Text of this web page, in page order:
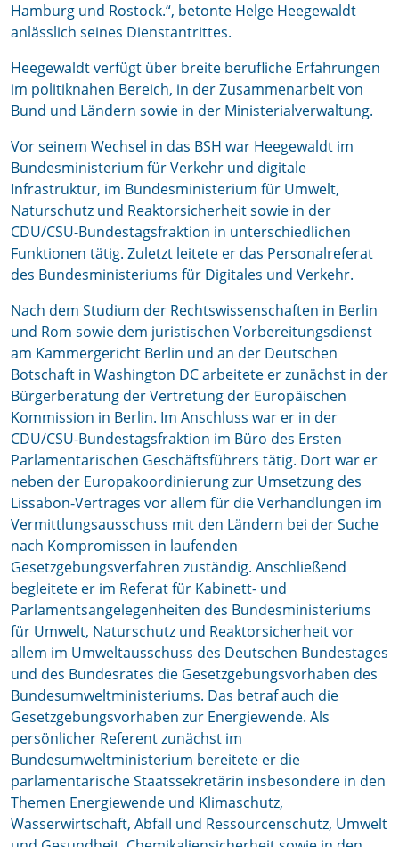
Hamburg und Rostock.“, betonte Helge Heegewaldt
anlässlich seines Dienstantrittes.
Heegewaldt verfügt über breite berufliche Erfahrungen
im politiknahen Bereich, in der Zusammenarbeit von
Bund und Ländern sowie in der Ministerialverwaltung.
Vor seinem Wechsel in das BSH war Heegewaldt im
Bundesministerium für Verkehr und digitale
Infrastruktur, im Bundesministerium für Umwelt,
Naturschutz und Reaktorsicherheit sowie in der
CDU/CSU-Bundestagsfraktion in unterschiedlichen
Funktionen tätig. Zuletzt leitete er das Personalreferat
des Bundesministeriums für Digitales und Verkehr.
Nach dem Studium der Rechtswissenschaften in Berlin
und Rom sowie dem juristischen Vorbereitungsdienst
am Kammergericht Berlin und an der Deutschen
Botschaft in Washington DC arbeitete er zunächst in der
Bürgerberatung der Vertretung der Europäischen
Kommission in Berlin. Im Anschluss war er in der
CDU/CSU-Bundestagsfraktion im Büro des Ersten
Parlamentarischen Geschäftsführers tätig. Dort war er
neben der Europakoordinierung zur Umsetzung des
Lissabon-Vertrages vor allem für die Verhandlungen im
Vermittlungsausschuss mit den Ländern bei der Suche
nach Kompromissen in laufenden
Gesetzgebungsverfahren zuständig. Anschließend
begleitete er im Referat für Kabinett- und
Parlamentsangelegenheiten des Bundesministeriums
für Umwelt, Naturschutz und Reaktorsicherheit vor
allem im Umweltausschuss des Deutschen Bundestages
und des Bundesrates die Gesetzgebungsvorhaben des
Bundesumweltministeriums. Das betraf auch die
Gesetzgebungsvorhaben zur Energiewende. Als
persönlicher Referent zunächst im
Bundesumweltministerium bereitete er die
parlamentarische Staatssekretärin insbesondere in den
Themen Energiewende und Klimaschutz,
Wasserwirtschaft, Abfall und Ressourcenschutz, Umwelt